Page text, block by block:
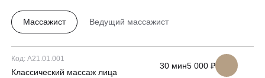
Массажист Ведущий массажист
Код: А21.01.001
Классический массаж лица
30 мин5 000 ₽